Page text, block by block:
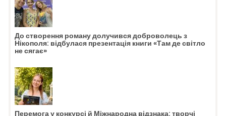
До створення роману долучився доброволець з
Нікополя: відбулася презентація книги «Там де світло
не сягає»
Перемога у конкурсі й Міжнародна відзнака: творчі